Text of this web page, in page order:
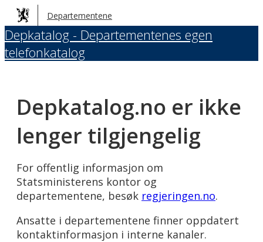
Hopp
til
hovedinnhold
Departementene
Depkatalog - Departementenes egen
telefonkatalog
Depkatalog.no er ikke
lenger tilgjengelig
For offentlig informasjon om
Statsministerens kontor og
departementene, besøk regjeringen.no.
Ansatte i departementene finner oppdatert
kontaktinformasjon i interne kanaler.